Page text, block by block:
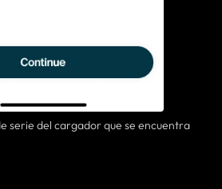
serie del cargador que se encuentra